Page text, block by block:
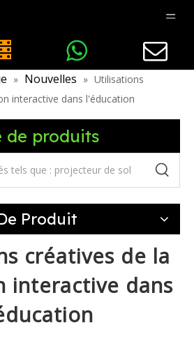
» Nouvelles » Utilisations
interactive dans l'éducation
de produits
Produit
créatives de la
interactive dans